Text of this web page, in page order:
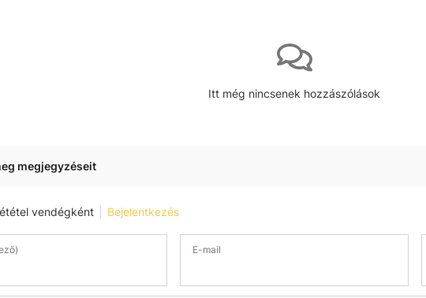
Itt még nincsenek hozzászólások
megjegyzéseit
vendégként Bejelentkezés
E-mail